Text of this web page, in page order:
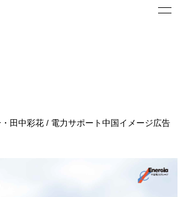
・田中彩花 / 電力サポート中国イメージ広告